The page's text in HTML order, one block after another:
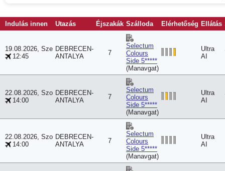
Waterslides
Youth
Indulás innen Utazás Éjszakák Szálloda Elérhetőség Ellátás
19.08.2026, Sze
12:45
DEBRECEN-
ANTALYA
7
Selectum
Colours
Side 5*****
(Manavgat)
Ultra
AI
22.08.2026, Szo
14:00
DEBRECEN-
ANTALYA
7
Selectum
Colours
Side 5*****
(Manavgat)
Ultra
AI
22.08.2026, Szo
14:00
DEBRECEN-
ANTALYA
7
Selectum
Colours
Side 5*****
(Manavgat)
Ultra
AI